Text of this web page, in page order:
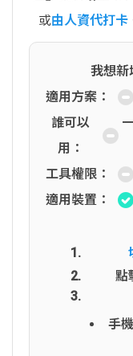
或由人資代打卡
我想新
適用方案：
誰可以
用：
工具權限：
適用裝置：
點
手